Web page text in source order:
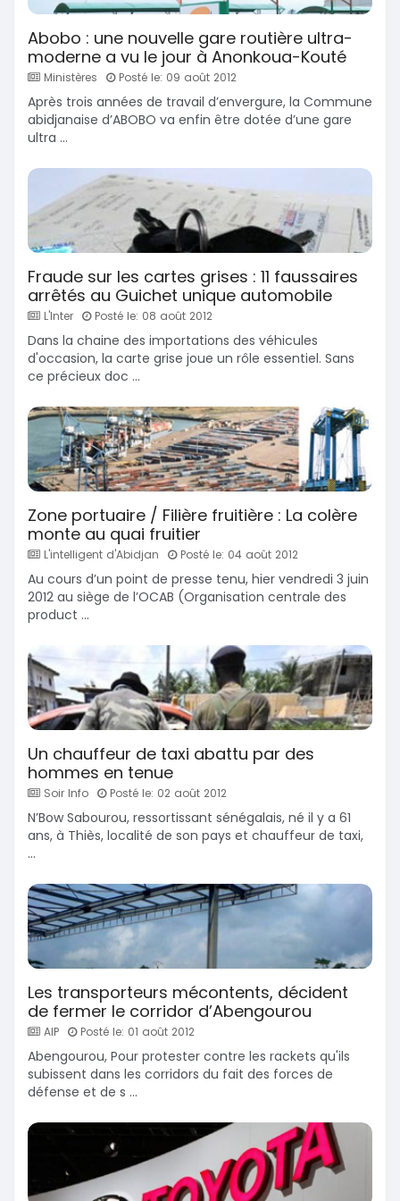
Abobo : une nouvelle gare routière ultra-
moderne a vu le jour à Anonkoua-Kouté
Ministères Posté le: 09 août 2012
Après trois années de travail d’envergure, la Commune
abidjanaise d’ABOBO va enfin être dotée d’une gare
ultra ...
Fraude sur les cartes grises : 11 faussaires
arrêtés au Guichet unique automobile
L'Inter Posté le: 08 août 2012
Dans la chaine des importations des véhicules
d'occasion, la carte grise joue un rôle essentiel. Sans
ce précieux doc ...
Zone portuaire / Filière fruitière : La colère
monte au quai fruitier
L'intelligent d'Abidjan Posté le: 04 août 2012
Au cours d’un point de presse tenu, hier vendredi 3 juin
2012 au siège de l’OCAB (Organisation centrale des
product ...
Un chauffeur de taxi abattu par des
hommes en tenue
Soir Info Posté le: 02 août 2012
N’Bow Sabourou, ressortissant sénégalais, né il y a 61
ans, à Thiès, localité de son pays et chauffeur de taxi,
...
Les transporteurs mécontents, décident
de fermer le corridor d’Abengourou
AIP Posté le: 01 août 2012
Abengourou, Pour protester contre les rackets qu'ils
subissent dans les corridors du fait des forces de
défense et de s ...